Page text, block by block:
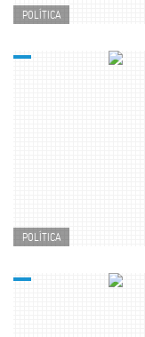
POLÍTICA
POLÍTICA